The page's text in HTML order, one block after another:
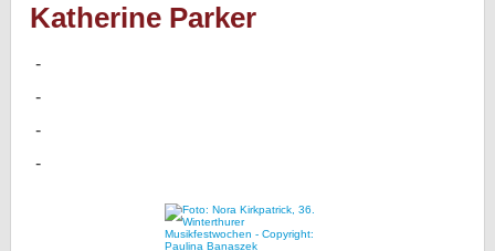
Katherine Parker
Forum